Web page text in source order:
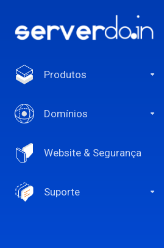
Produtos
Domínios
Website & Segurança
Suporte